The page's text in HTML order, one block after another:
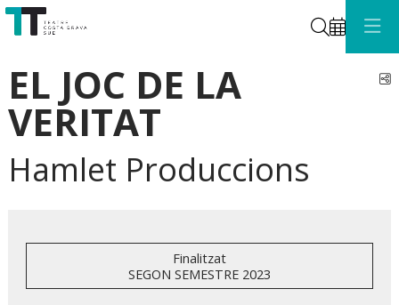
Cerca
EL JOC DE LA
VERITAT
Hamlet Produccions
Finalitzat
SEGON SEMESTRE 2023